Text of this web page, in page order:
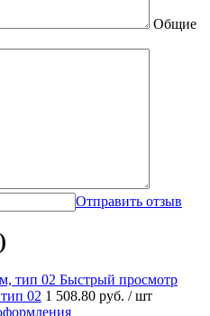
Общие
Отправить отзыв
Быстрый просмотр
02 1 508.80 руб. / шт